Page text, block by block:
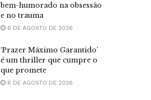
bem-humorado na obsessão
e no trauma
6 DE AGOSTO DE 2026
‘Prazer Máximo Garantido’
é um thriller que cumpre o
que promete
6 DE AGOSTO DE 2026